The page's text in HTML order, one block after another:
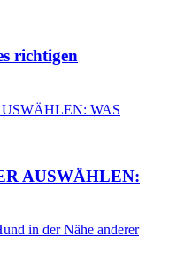
richtigen
AUSWÄHLEN: